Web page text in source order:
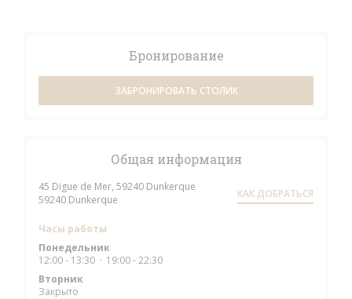
Бронирование
ЗАБРОНИРОВАТЬ СТОЛИК
Общая информация
45 Digue de Mer, 59240 Dunkerque
59240 Dunkerque ((открывается в новом окне))КАК ДОБРАТЬСЯ
Часы работы
Понедельник
12:00 - 13:30 • 19:00 - 22:30
Вторник
Закрыто